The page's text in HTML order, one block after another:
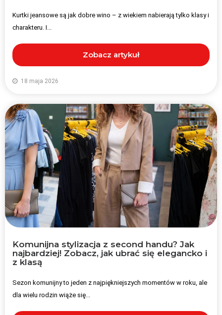
Kurtki jeansowe są jak dobre wino – z wiekiem nabierają tylko klasy i
charakteru. I...
Zobacz artykuł
18 maja 2026
Komunijna stylizacja z second handu? Jak
najbardziej! Zobacz, jak ubrać się elegancko i
z klasą
Sezon komunijny to jeden z najpiękniejszych momentów w roku, ale
dla wielu rodzin wiąże się...